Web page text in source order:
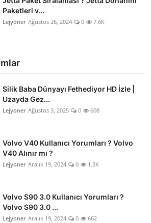
Paketleri v...
Lejyoner Ağustos 26, 2024 0 7.6K
Silik Baba Dünyayı Fethediyor HD İzle |
Uzayda Gez...
Lejyoner Ağustos 3, 2025 0 608
Volvo V40 Kullanıcı Yorumları ? Volvo
V40 Alınır mı ?
Lejyoner Aralık 19, 2024 0 1.3K
Volvo S90 3.0 Kullanıcı Yorumları ?
Volvo S90 3.0 ...
Lejyoner Aralık 19, 2024 0 662